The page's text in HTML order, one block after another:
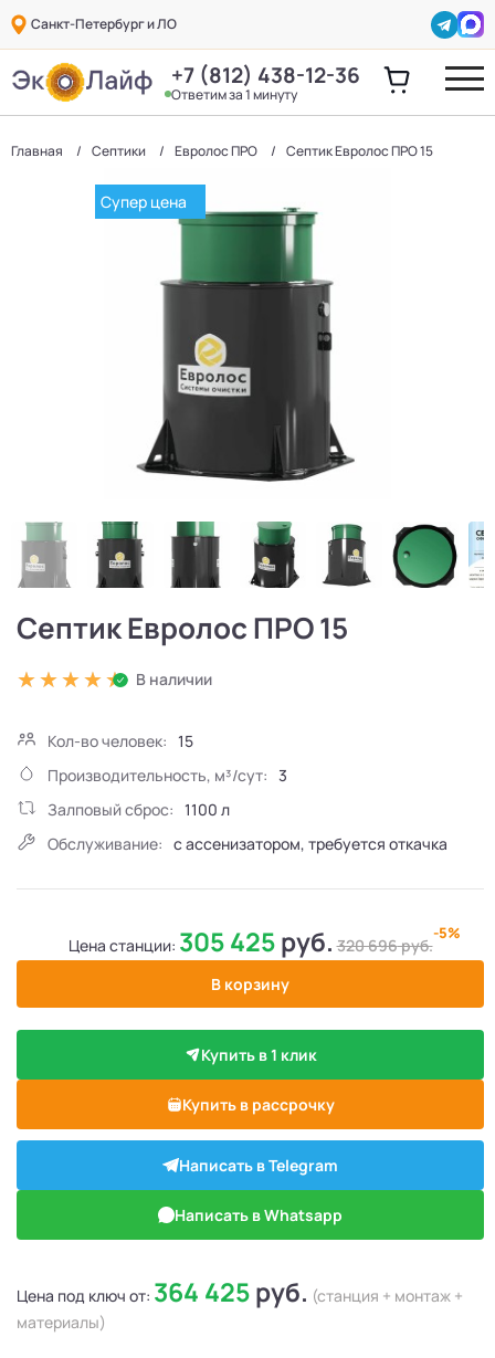
Санкт-Петербург и ЛО
+7 (812) 438-12-36
Ответим за 1 минуту
Главная Септики Евролос ПРО Септик Евролос ПРО 15
Супер цена
Септик Евролос ПРО 15
В наличии
Кол-во человек: 15
Производительность, м³/сут: 3
Залповый сброс: 1100 л
Обслуживание: с ассенизатором, требуется откачка
Цена станции: 305 425руб. 320 696руб.
-5%
В корзину
Купить в 1 клик
Купить в рассрочку
Написать в Telegram
Написать в Whatsapp
Цена под ключ от: 364 425руб. (станция + монтаж +
материалы)